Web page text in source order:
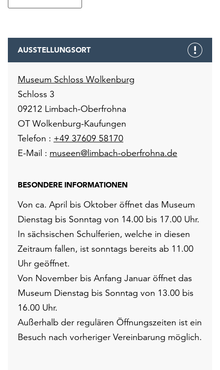
unserer
Impressum
.
AUSSTELLUNGSORT
Museum Schloss Wolkenburg
Schloss 3
09212 Limbach-Oberfrohna
OT Wolkenburg-Kaufungen
Telefon : +49 37609 58170
E-Mail : museen@limbach-oberfrohna.de
BESONDERE INFORMATIONEN
Von ca. April bis Oktober öffnet das Museum
Dienstag bis Sonntag von 14.00 bis 17.00 Uhr.
In sächsischen Schulferien, welche in diesen
Zeitraum fallen, ist sonntags bereits ab 11.00
Uhr geöffnet.
Von November bis Anfang Januar öffnet das
Museum Dienstag bis Sonntag von 13.00 bis
16.00 Uhr.
Außerhalb der regulären Öffnungszeiten ist ein
Besuch nach vorheriger Vereinbarung möglich.